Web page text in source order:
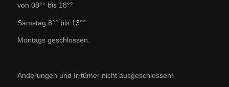
von 08°° bis 18°°
Samstag 8°° bis 13°°
Montags geschlossen.
Änderungen und Irrtümer nicht ausgeschlossen!